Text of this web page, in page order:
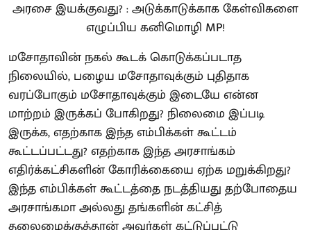
மசோதாவின் நகல் கூடக் கொடுக்கப்படாத
நிலையில், பழைய மசோதாவுக்கும் புதிதாக
வரப்போகும் மசோதாவுக்கும் இடையே என்ன
மாற்றம் இருக்கப் போகிறது? நிலைமை இப்படி
இருக்க, எதற்காக இந்த எம்பிக்கள் கூட்டம்
கூட்டப்பட்டது? எதற்காக இந்த அரசாங்கம்
எதிர்க்கட்சிகளின் கோரிக்கையை ஏற்க மறுக்கிறது?
இந்த எம்பிக்கள் கூட்டத்தை நடத்தியது தற்போதைய
அரசாங்கமா அல்லது தங்களின் கட்சித்